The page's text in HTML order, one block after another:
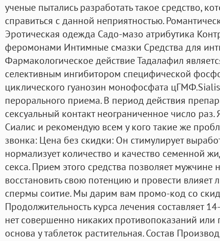
ученые пытались разработать такое средство,
справиться с данной неприятностью.
Эротическая одежда Садо-мазо атрибутика
феромонами Интимные смазки Средства для
Фармакологическое действие Тадалафил
селективным ингибитором специфической
циклического гуанозин монофосфата
перорального приема. В период действия
сексуальный контакт неограниченное число
Сиалис и рекомендую всем у кого такие же
звонка: Цена без скидки: Он стимулирует
нормализует количество и качество семенной
секса. Прием этого средства позволяет мужчине
восстановить свою потенцию и провести влияет
спермы соитие. Мы дарим вам промо-код со
Продолжительность курса лечения составляет
нет совершенно никаких противопоказаний или
основа у таблеток растительная. Состав